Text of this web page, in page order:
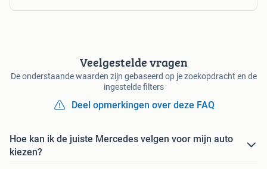
Veelgestelde vragen
De onderstaande waarden zijn gebaseerd op je zoekopdracht en de
ingestelde filters
Deel opmerkingen over deze FAQ
Hoe kan ik de juiste Mercedes velgen voor mijn auto
kiezen?